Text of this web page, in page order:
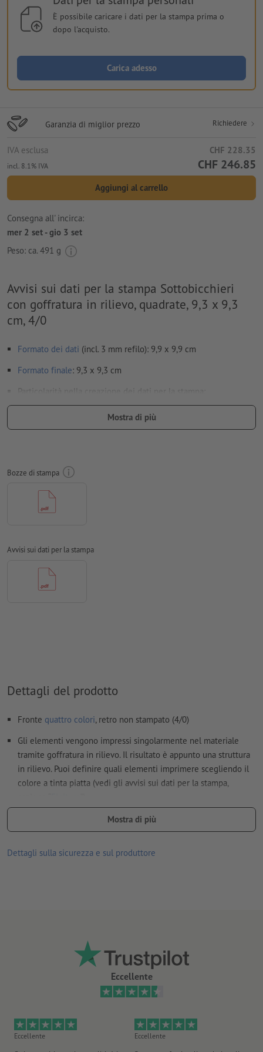
È possibile caricare i dati per la stampa prima o
dopo l'acquisto.
Carica adesso
Garanzia di miglior prezzo Richiedere
IVA esclusa CHF 228.35
incl. 8.1% IVA CHF 246.85
Aggiungi al carrello
Consegna all' incirca:
mer 2 set - gio 3 set
Peso: ca. 491 g
Avvisi sui dati per la stampa Sottobicchieri
con goffratura in rilievo, quadrate, 9,3 x 9,3
cm, 4/0
Formato dei dati (incl. 3 mm refilo): 9,9 x 9,9 cm
Formato finale: 9,3 x 9,3 cm
Particolarità nella creazione dei dati per la stampa:
per lefinitureoccorre attenersi a indicazioni specifiche
per scoprire come creare i dati per la stampa con finitura
per evitare che il motivo appaia sul lato superiore del
prodotto stampato, tenere conto del
per la stampa
Risoluzione:
informazioni importanti ad almeno 4 mm di distanza dal
caratteri
I commentivengono cancellati e non stampati
I contenuti dei campi modulovengono stampati
Come si creano correttamente i dati di stampa?
Mostra di più
Bozze di stampa
Avvisi sui dati per la stampa
Dettagli del prodotto
Fronte quattro colori, retro non stampato (4/0)
Gli elementi vengono impressi singolarmente nel materiale
tramite goffratura in rilievo. Il risultato è appunto una struttura
in rilievo. Puoi definire quali elementi imprimere scegliendo il
colore a tinta piatta (vedi gli avvisi sui dati per la stampa,
gli angoli vengono automaticamente arrotondati con un raggio
di 12 mm
esecuzione fustellata e cellofanata
Mostra di più
Dettagli sulla sicurezza e sul produttore
Eccellente
Eccellente Eccellente